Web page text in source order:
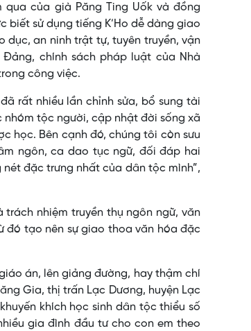
qua của già Păng Ting Uốk và đồng
biết sử dụng tiếng K’Ho dễ dàng giao
an ninh trật tự, tuyên truyền, vận
chính sách pháp luật của Nhà
công việc.
rất nhiều lần chỉnh sửa, bổ sung tài
nhóm tộc người, cập nhật đời sống xã
học. Bên cạnh đó, chúng tôi còn sưu
ngôn, ca dao tục ngữ, đối đáp hai
nét đặc trưng nhất của dân tộc mình”,
trách nhiệm truyền thụ ngôn ngữ, văn
đó tạo nên sự giao thoa văn hóa đặc
án, lên giảng đường, hay thậm chí
Gia, thị trấn Lạc Dương, huyện Lạc
khích học sinh dân tộc thiểu số
gia đình đầu tư cho con em theo